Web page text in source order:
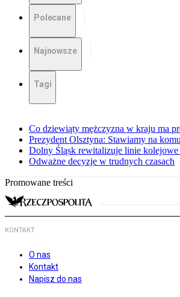
Polecane
Najnowsze
Tagi
Co dziewiąty mężczyzna w kraju ma
Prezydent Olsztyna: Stawiamy na
Dolny Śląsk rewitalizuje linie
Odważne decyzje w trudnych czasach
Promowane treści
KONTAKT
O nas
Kontakt
Napisz do nas